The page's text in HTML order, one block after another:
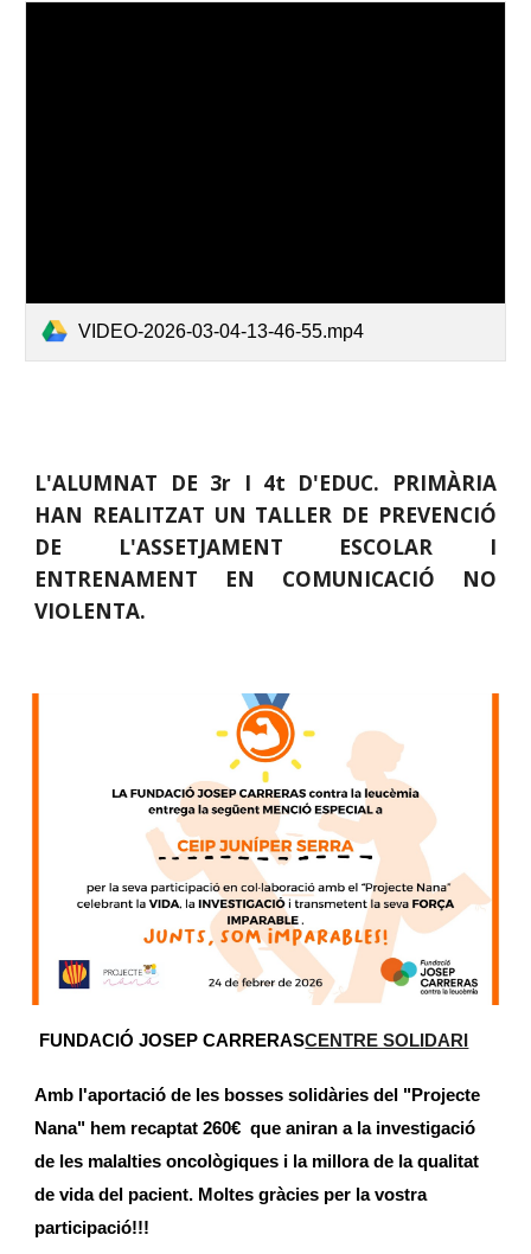
VIDEO-2026-03-04-13-46-55.mp4
L'ALUMNAT DE 3r I 4t D'EDUC. PRIMÀRIA
HAN REALITZAT UN TALLER DE PREVENCIÓ
DE L'ASSETJAMENT ESCOLAR I
ENTRENAMENT EN COMUNICACIÓ NO
VIOLENTA.
FUNDACIÓ JOSEP CARRERASCENTRE SOLIDARI
Amb l'aportació de les bosses solidàries del "Projecte
Nana" hem recaptat 260€ que aniran a la investigació
de les malalties oncològiques i la millora de la qualitat
de vida del pacient. Moltes gràcies per la vostra
participació!!!